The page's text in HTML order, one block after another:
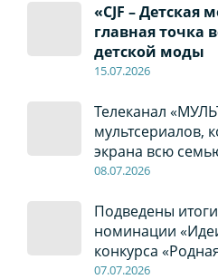
«CJF – Детская
главная точка
детской моды
15.07.2026
Телеканал
мультсериалов,
экрана всю
08.07.2026
Подведены
номинации
конкурса
07.07.2026